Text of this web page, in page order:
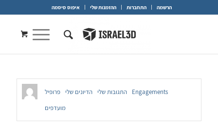
הרשמה התחברות ההזמנות שלי איפוס סיסמה
פרופיל הדיונים שלי התגובות שלי
Engagements
מועדפים